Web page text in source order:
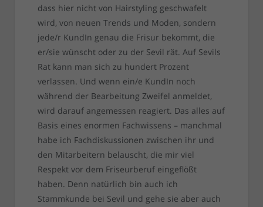
dass hier nicht von Hairstyling geschwafelt
wird, von neuen Trends und Moden, sondern
jede/r KundIn genau die Frisur bekommt, die
er/sie wünscht oder zu der Sevil rät. Auf Sevils
Rat kann man sich zu hundert Prozent
verlassen. Und wenn ein/e KundIn noch
während der Bearbeitung Zweifel anmeldet,
wird darauf angemessen reagiert. Das alles auf
Basis eines enormen Fachwissens – manchmal
habe ich Fachdiskussionen zwischen ihr und
den Mitarbeitern belauscht, die mir viel
Respekt vor dem Friseurberuf eingeflößt
haben. Denn natürlich bin auch ich
Stammkunde bei Sevil und gehe sie aber auch